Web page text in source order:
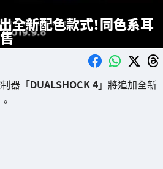
全新配色款式！同色系耳
器「DUALSHOCK 4」將追加全新